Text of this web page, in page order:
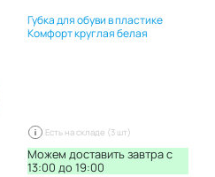
Губка для обуви в пластике
Комфорт круглая белая
Есть на складе (3 шт)
Можем доставить завтра c
13:00 до 19:00